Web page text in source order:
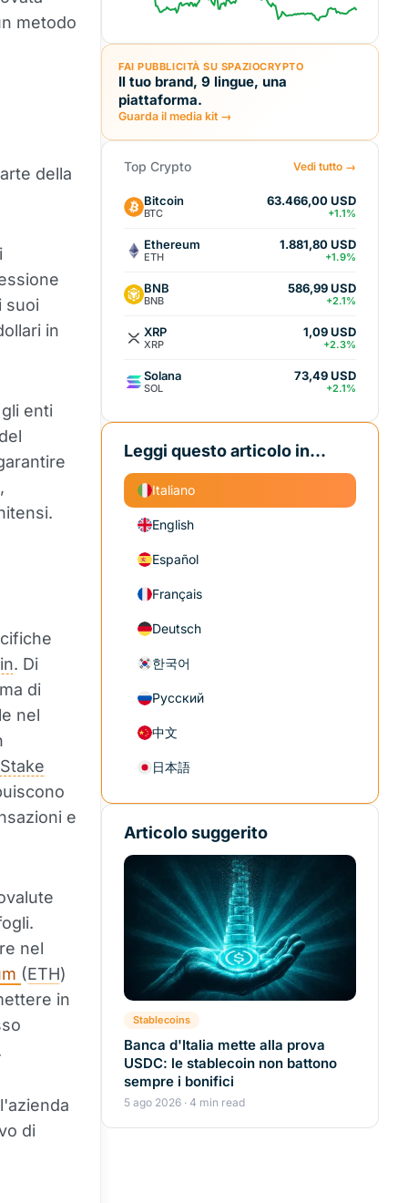
metodo
della
suoi
in
enti
. Di
di
nel
e
nel
(ETH)
in
di
FAI PUBBLICITÀ SU SPAZIOCRYPTO
Il tuo brand, 9 lingue, una
piattaforma.
Guarda il media kit →
Top Crypto Vedi tutto →
Bitcoin
BTC
63.466,00 USD
+1.1%
Ethereum
ETH
1.881,80 USD
+1.9%
BNB
BNB
586,99 USD
+2.1%
XRP
XRP
1,09 USD
+2.3%
Solana
SOL
73,49 USD
+2.1%
Leggi questo articolo in...
Italiano
English
Español
Français
Deutsch
한국어
Русский
中文
日本語
Articolo suggerito
Stablecoins
Banca d'Italia mette alla prova
USDC: le stablecoin non battono
sempre i bonifici
5 ago 2026 · 4 min read